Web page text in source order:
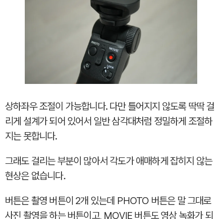
상하좌우 조절이 가능합니다. 다만 틀어지지 않도록 딱딱 걸
리게 설계가 되어 있어서 일반 삼각대처럼 정밀하게 조절하
지는 못합니다.
그래도 걸리는 부분이 많아서 각도가 애매하게 잡히지 않는
현상은 없습니다.
버튼은 촬영 버튼이 2개 있는데 PHOTO 버튼은 말 그대로
사진 촬영을 하는 버튼이고, MOVIE 버튼도 영상 녹화가 되